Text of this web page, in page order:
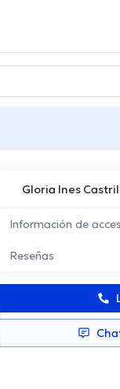
Gloria Ines
Información de
Reseñas